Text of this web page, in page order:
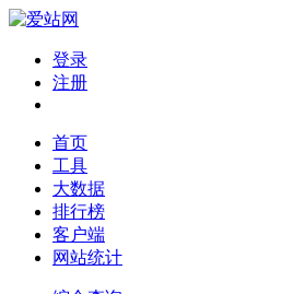
登录
注册
首页
工具
大数据
排行榜
客户端
网站统计